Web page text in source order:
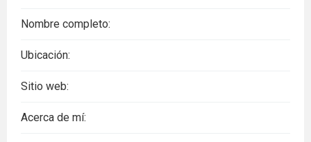
Nombre completo:
Ubicación:
Sitio web:
Acerca de mí: